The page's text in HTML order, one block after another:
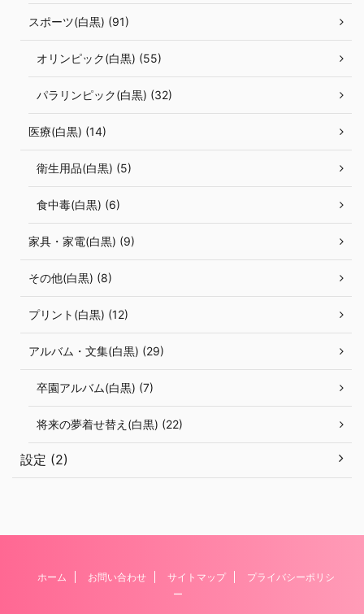
スポーツ(白黒) (91)
オリンピック(白黒) (55)
パラリンピック(白黒) (32)
医療(白黒) (14)
衛生用品(白黒) (5)
食中毒(白黒) (6)
家具・家電(白黒) (9)
その他(白黒) (8)
プリント(白黒) (12)
アルバム・文集(白黒) (29)
卒園アルバム(白黒) (7)
将来の夢着せ替え(白黒) (22)
設定 (2)
ホーム お問い合わせ サイトマップ
プライバシーポリシ
ー